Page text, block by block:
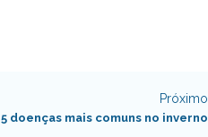
Próximo
5 doenças mais comuns no inverno